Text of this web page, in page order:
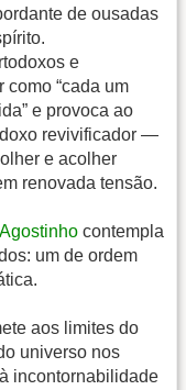
de ousadas
e
como “cada um
e provoca ao
revivificador —
e acolher
renovada tensão.
Agostinho contempla
um de ordem
aos limites do
universo nos
incontornabilidade